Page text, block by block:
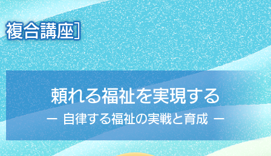
複合講座］
頼れる福祉を実現する
ー 自律する福祉の実戦と育成 ー